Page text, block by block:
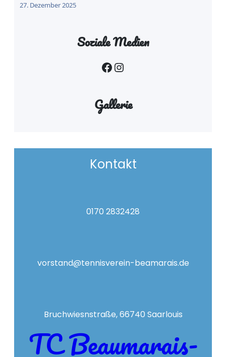
27. Dezember 2025
Soziale Medien
Facebook Instagram
Gallerie
Kontakt
0170 2832428
vorstand@tennisverein-beamarais.de
Bruchwiesnstraße, 66740 Saarlouis
TC Beaumarais-